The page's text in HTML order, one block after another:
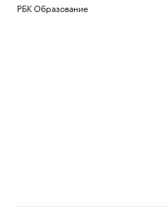
России
некоторых грузовиков Dongfeng
Затраты на строительство ТЭС
БАМа и Сухого Лога выросли на
РБК Образование